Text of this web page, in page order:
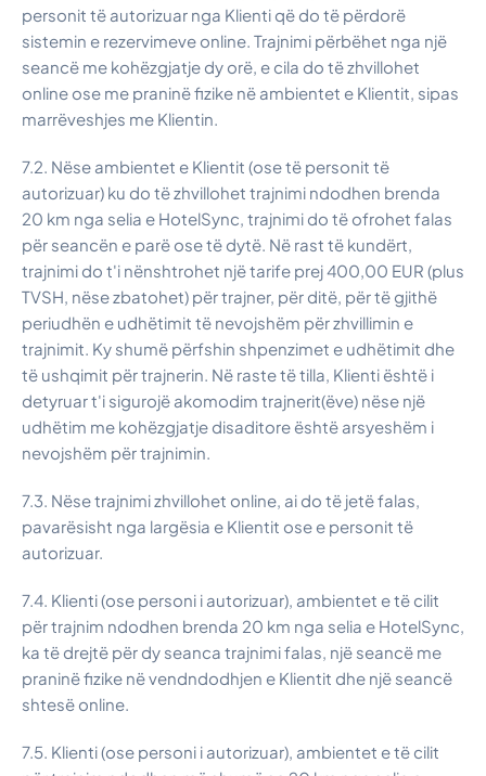
personit të autorizuar nga Klienti që do të përdorë
sistemin e rezervimeve online. Trajnimi përbëhet nga një
seancë me kohëzgjatje dy orë, e cila do të zhvillohet
online ose me praninë fizike në ambientet e Klientit, sipas
marrëveshjes me Klientin.
7.2. Nëse ambientet e Klientit (ose të personit të
autorizuar) ku do të zhvillohet trajnimi ndodhen brenda
20 km nga selia e HotelSync, trajnimi do të ofrohet falas
për seancën e parë ose të dytë. Në rast të kundërt,
trajnimi do t'i nënshtrohet një tarife prej 400,00 EUR (plus
TVSH, nëse zbatohet) për trajner, për ditë, për të gjithë
periudhën e udhëtimit të nevojshëm për zhvillimin e
trajnimit. Ky shumë përfshin shpenzimet e udhëtimit dhe
të ushqimit për trajnerin. Në raste të tilla, Klienti është i
detyruar t'i sigurojë akomodim trajnerit(ëve) nëse një
udhëtim me kohëzgjatje disaditore është arsyeshëm i
nevojshëm për trajnimin.
7.3. Nëse trajnimi zhvillohet online, ai do të jetë falas,
pavarësisht nga largësia e Klientit ose e personit të
autorizuar.
7.4. Klienti (ose personi i autorizuar), ambientet e të cilit
për trajnim ndodhen brenda 20 km nga selia e HotelSync,
ka të drejtë për dy seanca trajnimi falas, një seancë me
praninë fizike në vendndodhjen e Klientit dhe një seancë
shtesë online.
7.5. Klienti (ose personi i autorizuar), ambientet e të cilit